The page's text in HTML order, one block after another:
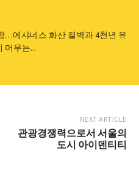
…에샤네스 화산 절벽과 4천년 유
머무는...
NEXT ARTICLE
관광경쟁력으로서 서울의
도시 아이덴티티